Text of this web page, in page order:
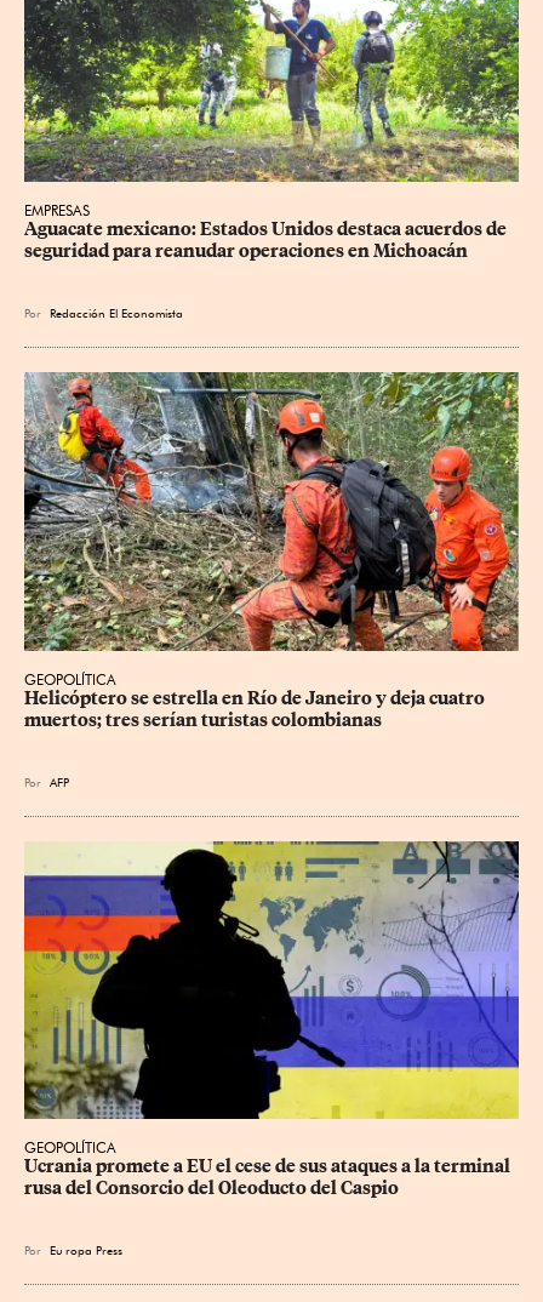
EMPRESAS
Aguacate mexicano: Estados Unidos destaca acuerdos de
seguridad para reanudar operaciones en Michoacán
Por Redacción El Economista
GEOPOLÍTICA
Helicóptero se estrella en Río de Janeiro y deja cuatro
muertos; tres serían turistas colombianas
Por AFP
GEOPOLÍTICA
Ucrania promete a EU el cese de sus ataques a la terminal
rusa del Consorcio del Oleoducto del Caspio
Por Eu ropa Press